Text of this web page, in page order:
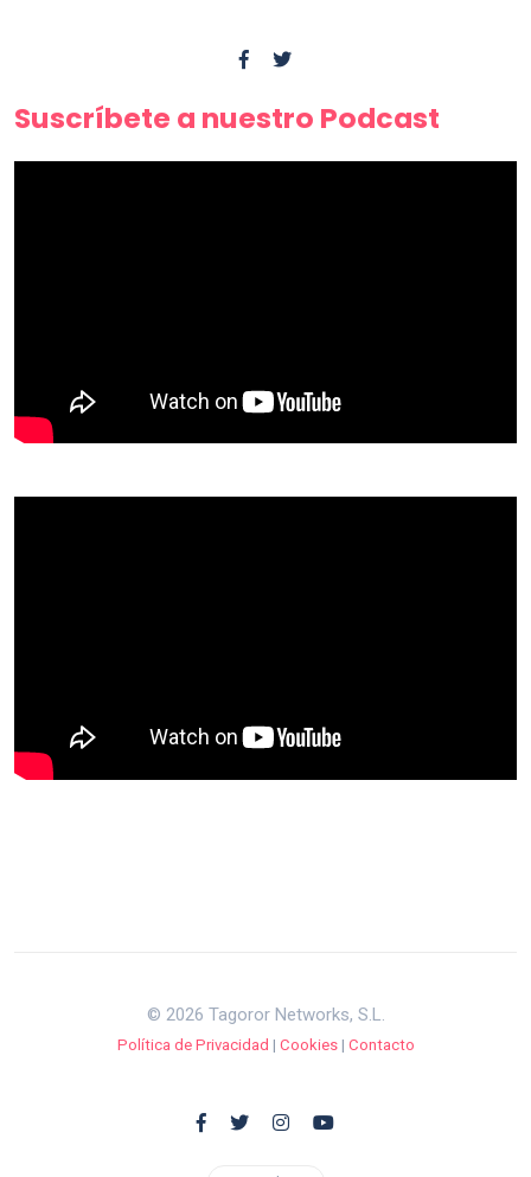
Suscríbete a nuestro Podcast
© 2026 Tagoror Networks, S.L.
Política de Privacidad | Cookies| Contacto